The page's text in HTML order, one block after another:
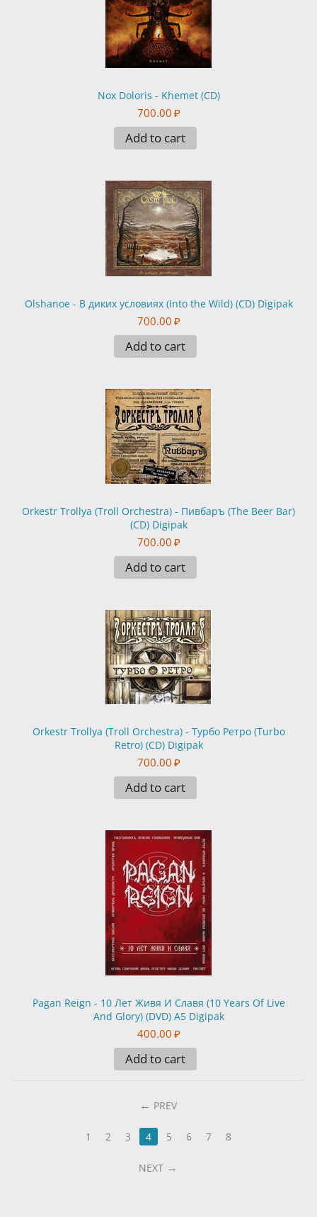
Nox Doloris - Khemet (CD)
700.00 ₽
Add to cart
Olshanoe - В диких условиях (Into the Wild) (CD) Digipak
700.00 ₽
Add to cart
Orkestr Trollya (Troll Orchestra) - Пивбаръ (The Beer Bar)
(CD) Digipak
700.00 ₽
Add to cart
Orkestr Trollya (Troll Orchestra) - Турбо Ретро (Turbo
Retro) (CD) Digipak
700.00 ₽
Add to cart
Pagan Reign - 10 Лет Живя И Славя (10 Years Of Live
And Glory) (DVD) A5 Digipak
400.00 ₽
Add to cart
PREV
1 2 3 4 5 6 7 8
NEXT